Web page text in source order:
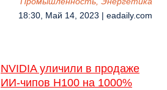
18:30, Май 14, 2023 | eadaily.com
NVIDIA уличили в продаже
ИИ-чипов H100 на 1000%